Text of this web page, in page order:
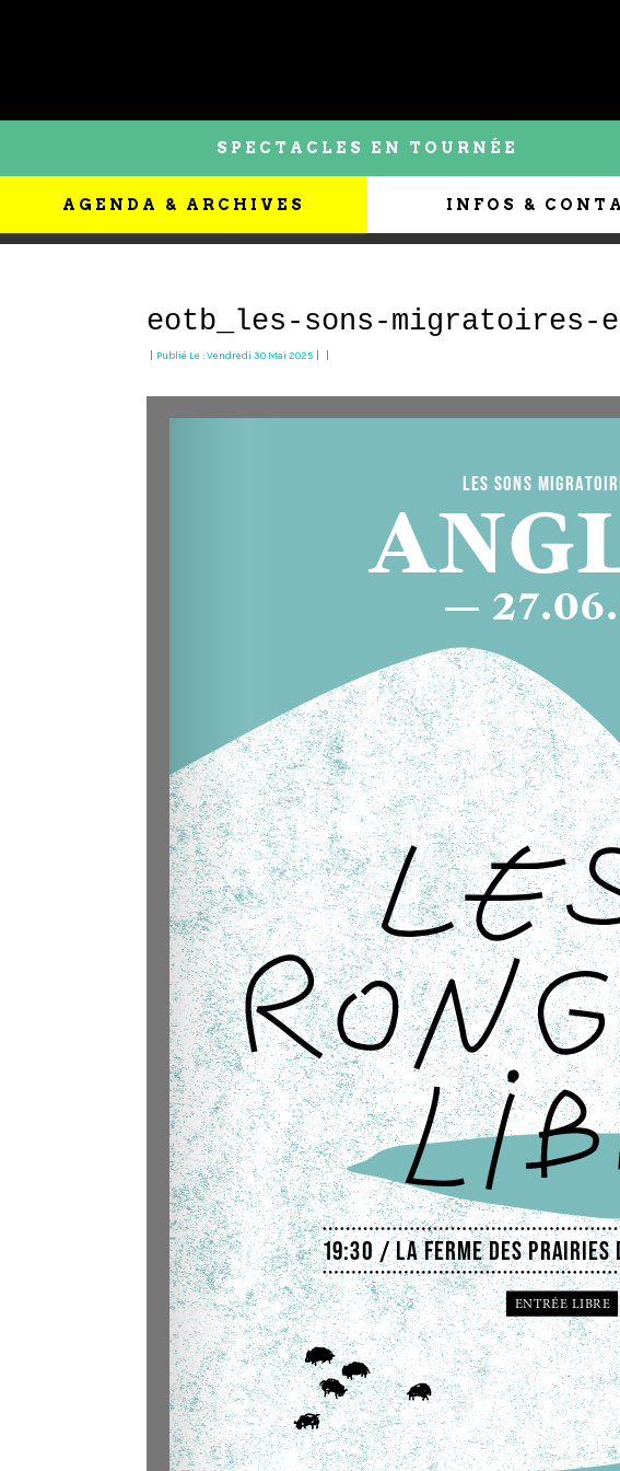
SPECTACLES EN TOURNÉE
AGENDA & ARCHIVES INFOS &
eotb_les-sons-migratoires-
Publié Le : Vendredi 30 Mai 2025